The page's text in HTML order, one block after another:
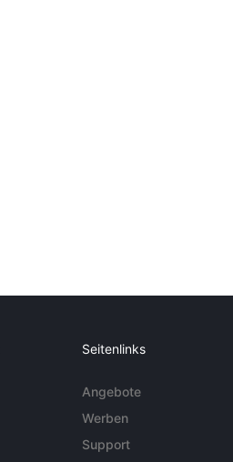
Seitenlinks
Angebote
Werben
Support